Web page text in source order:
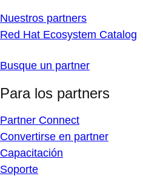
Nuestros partners
Red Hat Ecosystem Catalog
Busque un partner
Para los partners
Partner Connect
Convertirse en partner
Capacitación
Soporte